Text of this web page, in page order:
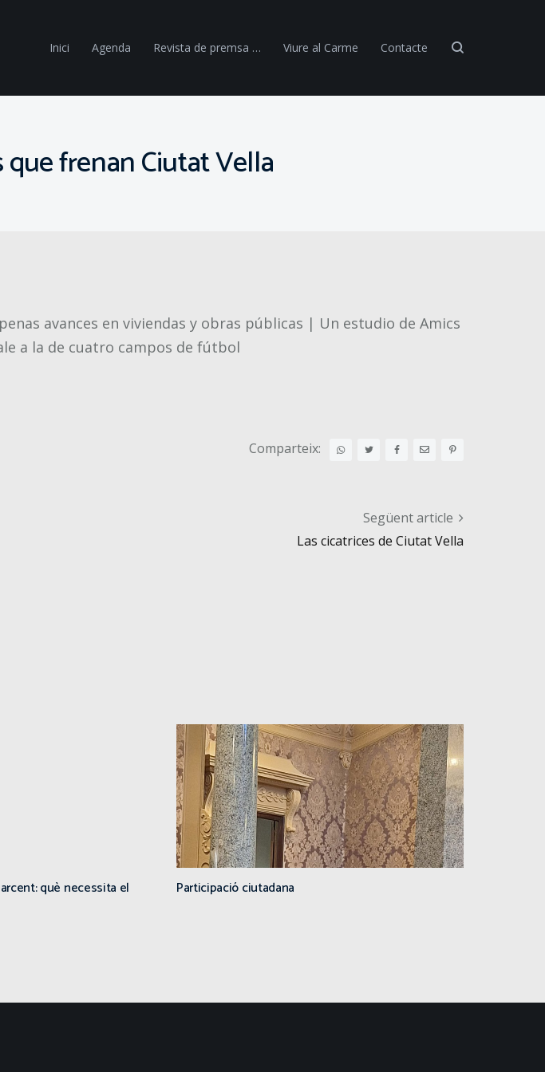
Inici Agenda Revista de premsa … Viure al Carme Contacte
que frenan Ciutat Vella
avances en viviendas y obras públicas | Un estudio de Amics
a la de cuatro campos de fútbol
Comparteix:
Següent article
Las cicatrices de Ciutat Vella
què necessita el
Participació ciutadana